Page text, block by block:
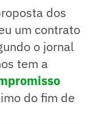
dos
um contrato
o jornal
tem a
do fim de